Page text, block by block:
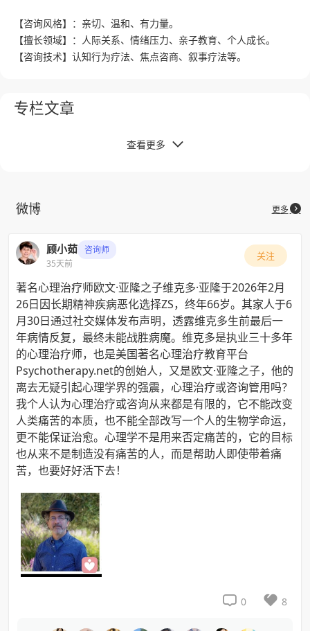
证书
【咨询风格】：亲切、温和、有力量。
【擅长领域】：人际关系、情绪压力、亲子教育、个人成长。
【咨询技术】认知行为疗法、焦点咨商、叙事疗法等。
专栏文章
查看更多 
微博 更多
顾小茹
咨询师
35天前
关注
著名心理治疗师欧文·亚隆之子维克多·亚隆于2026年2月
26日因长期精神疾病恶化选择ZS，终年66岁。其家人于6
月30日通过社交媒体发布声明，透露维克多生前最后一
年病情反复，最终未能战胜病魔。维克多是执业三十多年
的心理治疗师，也是美国著名心理治疗教育平台
Psychotherapy.net的创始人，又是欧文·亚隆之子，他的
离去无疑引起心理学界的强震，心理治疗或咨询管用吗？
我个人认为心理治疗或咨询从来都是有限的，它不能改变
人类痛苦的本质，也不能全部改写一个人的生物学命运，
更不能保证治愈。心理学不是用来否定痛苦的，它的目标
也从来不是制造没有痛苦的人，而是帮助人即使带着痛
苦，也要好好活下去！
 0  8